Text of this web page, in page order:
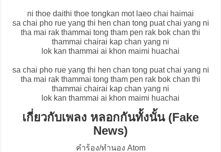
ni thoe daithi thoe tongkan mot laeo chai haimai
sa chai pho rue yang thi hen chan tong puat chai yang ni
tha mai rak thammai tong tham pen rak bok chan thi
thammai chairai kap chan yang ni
lok kan thammai ai khon maimi huachai
sa chai pho rue yang thi hen chan tong puat chai yang ni
tha mai rak thammai tong tham pen rak bok chan thi
thammai chairai kap chan yang ni
lok kan thammai ai khon maimi huachai
เกี่ยวกับเพลง หลอกกันทั้งนั้น (Fake
News)
คำร้อง/ทำนอง Atom